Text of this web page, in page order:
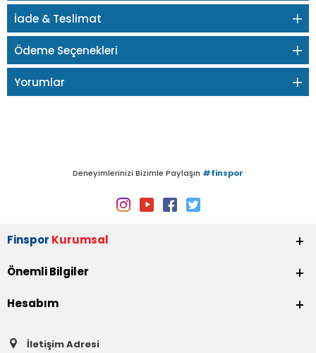
İade & Teslimat
Ödeme Seçenekleri
Yorumlar
Deneyimlerinizi Bizimle Paylaşın #finspor
Finspor Kurumsal
Önemli Bilgiler
Hesabım
İletişim Adresi